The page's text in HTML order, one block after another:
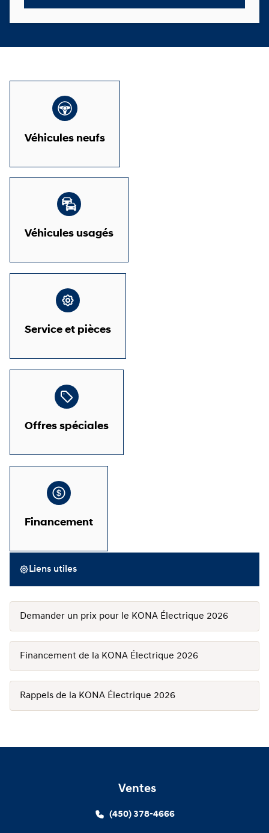
Véhicules neufs
Véhicules usagés
Service et pièces
Offres spéciales
Financement
Liens utiles
Demander un prix pour le KONA Électrique 2026
Financement de la KONA Électrique 2026
Rappels de la KONA Électrique 2026
Ventes
(450) 378-4666